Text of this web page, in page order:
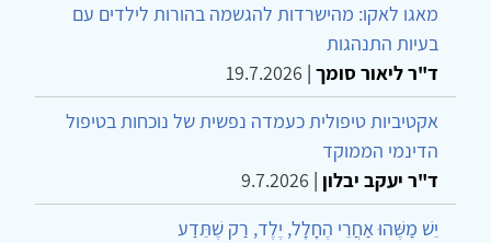
מאגו לאקו: מהישרדות להגשמה בהורות לילדים עם
בעיות התנהגות
ד"ר ליאור סומך |
19.7.2026
אקטיביות טיפולית כעמדה נפשית של נוכחות בטיפול
הדינמי הממוקד
ד"ר יעקב יבלון |
9.7.2026
יֵשׁ מַשֶּׁהוּ אַחֲרֵי הֶחָלָל, יֶלֶד, רַק שֶׁתֵּדַע